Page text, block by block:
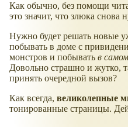
Как обычно, без помощи
это значит, что злюка
Нужно будет решать новые
побывать в доме с
монстров и побывать в
Довольно страшно и жутко,
принять очередной вызов?
Как всегда, великолепные
тонированные страницы.